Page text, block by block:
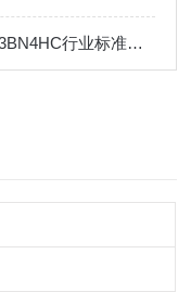
德国贺德克HYDAC滤芯0240R003BN4HC行业标准及应用